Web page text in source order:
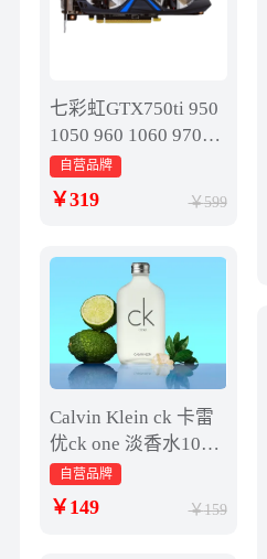
七彩虹GTX750ti 950
1050 960 1060 970台
式机吃鸡游戏显卡2g
4g
自营品牌
319 599
Calvin Klein ck 卡雷
优ck one 淡香水100m
l 清新柑橘调
自营品牌
149 159